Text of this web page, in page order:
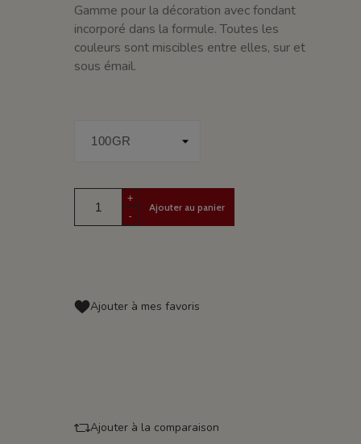
Gamme pour la décoration avec fondant
incorporé dans la formule. Toutes les
couleurs sont miscibles entre elles, sur et
sous émail.
+
-
Ajouter au panier
Ajouter à mes favoris
Ajouter à la comparaison